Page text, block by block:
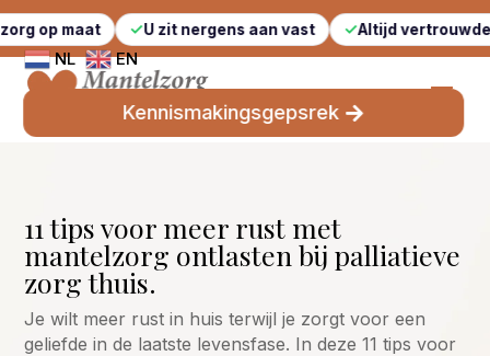
U zit nergens aan vast Altijd vertrouwde gezichten
NL EN
Kennismakingsgepsrek
11 tips voor meer rust met
mantelzorg ontlasten bij palliatieve
zorg thuis.
Je wilt meer rust in huis terwijl je zorgt voor een
geliefde in de laatste levensfase. In deze 11 tips voor